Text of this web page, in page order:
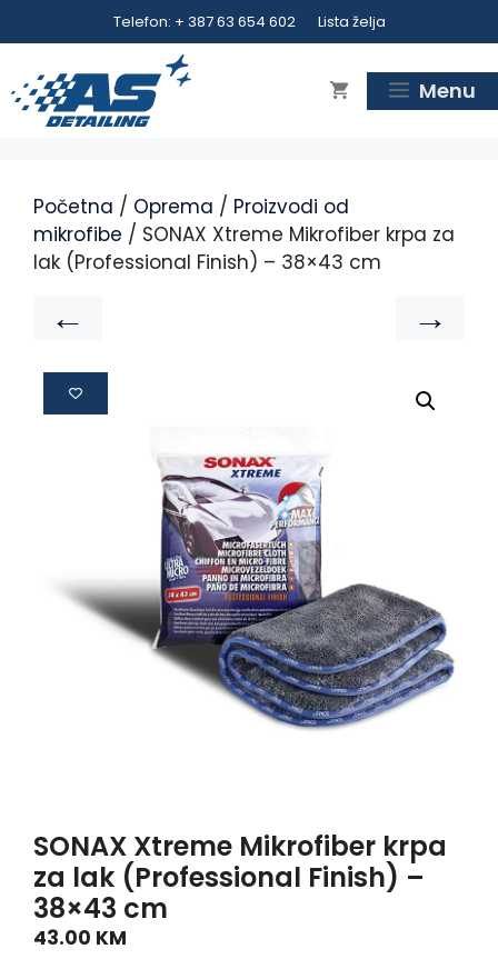
Telefon: + 387 63 654 602 Lista želja
Menu
Početna / Oprema / Proizvodi od
mikrofibe / SONAX Xtreme Mikrofiber krpa za
lak (Professional Finish) – 38×43 cm
← →
SONAX Xtreme Mikrofiber krpa
za lak (Professional Finish) –
38×43 cm
43.00 KM